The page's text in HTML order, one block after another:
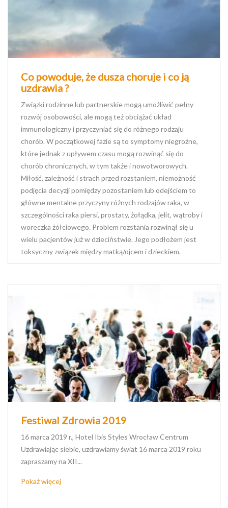
Co powoduje, że dusza choruje i co ją
uzdrawia ?
Związki rodzinne lub partnerskie mogą umożliwić pełny
rozwój osobowości, ale mogą też obciążać układ
immunologiczny i przyczyniać się do różnego rodzaju
chorób. W początkowej fazie są to symptomy niegroźne,
które jednak z upływem czasu mogą rozwinąć się do
chorób chronicznych, w tym także i nowotworowych.
Miłość, zależność i strach przed rozstaniem, niemożność
podjęcia decyzji pomiędzy pozostaniem lub odejściem to
główne mentalne przyczyny różnych rodzajów raka, w
szczególności raka piersi, prostaty, żołądka, jelit, wątroby i
woreczka żółciowego. Problem rozstania rozwinął się u
wielu pacjentów już w dzieciństwie. Jego podłożem jest
toksyczny związek między matką/ojcem i dzieckiem.
Festiwal Zdrowia 2019
16 marca 2019 r., Hotel Ibis Styles Wrocław Centrum
Uzdrawiając siebie, uzdrawiamy świat 16 marca 2019 roku
zapraszamy na XII...
Pokaż więcej